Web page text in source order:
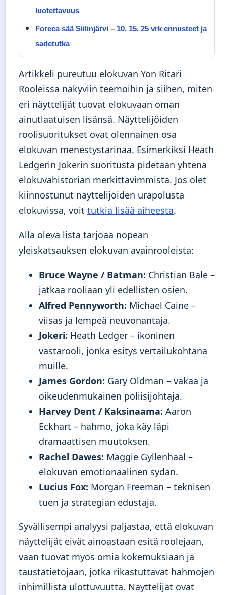
luotettavuus
Foreca sää Siilinjärvi – 10, 15, 25 vrk ennusteet ja
sadetutka
Artikkeli pureutuu elokuvan Yön Ritari
Rooleissa näkyviin teemoihin ja siihen, miten
eri näyttelijät tuovat elokuvaan oman
ainutlaatuisen lisänsä. Näyttelijöiden
roolisuoritukset ovat olennainen osa
elokuvan menestystarinaa. Esimerkiksi Heath
Ledgerin Jokerin suoritusta pidetään yhtenä
elokuvahistorian merkittävimmistä. Jos olet
kiinnostunut näyttelijöiden urapolusta
elokuvissa, voit tutkia lisää aiheesta.
Alla oleva lista tarjoaa nopean
yleiskatsauksen elokuvan avainrooleista:
Bruce Wayne / Batman: Christian Bale –
jatkaa rooliaan yli edellisten osien.
Alfred Pennyworth: Michael Caine –
viisas ja lempeä neuvonantaja.
Jokeri: Heath Ledger – ikoninen
vastarooli, jonka esitys vertailukohtana
muille.
James Gordon: Gary Oldman – vakaa ja
oikeudenmukainen poliisijohtaja.
Harvey Dent / Kaksinaama: Aaron
Eckhart – hahmo, joka käy läpi
dramaattisen muutoksen.
Rachel Dawes: Maggie Gyllenhaal –
elokuvan emotionaalinen sydän.
Lucius Fox: Morgan Freeman – teknisen
tuen ja strategian edustaja.
Syvällisempi analyysi paljastaa, että elokuvan
näyttelijät eivät ainoastaan esitä roolejaan,
vaan tuovat myös omia kokemuksiaan ja
taustatietojaan, jotka rikastuttavat hahmojen
inhimillistä ulottuvuutta. Näyttelijät ovat